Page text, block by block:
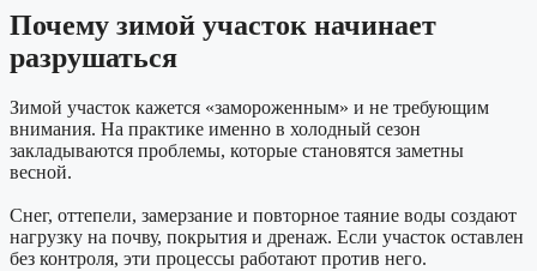
Почему зимой участок начинает
разрушаться
Зимой участок кажется «замороженным» и не требующим
внимания. На практике именно в холодный сезон
закладываются проблемы, которые становятся заметны
весной.
Снег, оттепели, замерзание и повторное таяние воды создают
нагрузку на почву, покрытия и дренаж. Если участок оставлен
без контроля, эти процессы работают против него.